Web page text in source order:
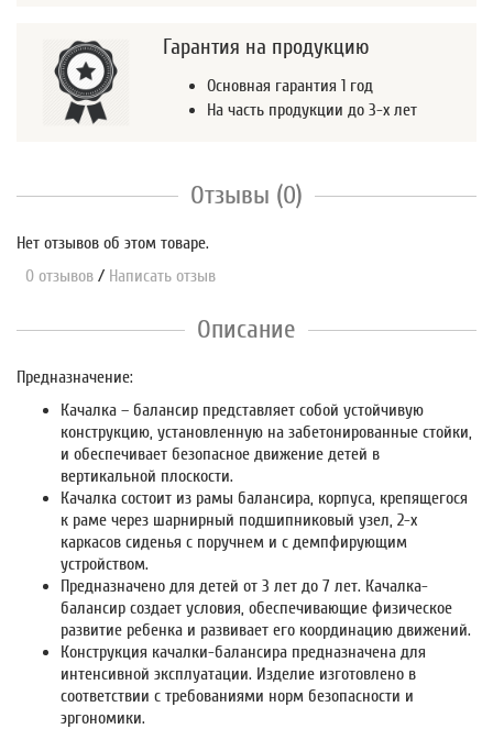
Гарантия на продукцию
Основная гарантия 1 год
На часть продукции до 3-х лет
Отзывы (0)
Нет отзывов об этом товаре.
0 отзывов / Написать отзыв
Описание
Предназначение:
Качалка – балансир представляет собой устойчивую
конструкцию, установленную на забетонированные стойки,
и обеспечивает безопасное движение детей в
вертикальной плоскости.
Качалка состоит из рамы балансира, корпуса, крепящегося
к раме через шарнирный подшипниковый узел, 2-х
каркасов сиденья с поручнем и с демпфирующим
устройством.
Предназначено для детей от 3 лет до 7 лет. Качалка-
балансир создает условия, обеспечивающие физическое
развитие ребенка и развивает его координацию движений.
Конструкция качалки-балансира предназначена для
интенсивной эксплуатации. Изделие изготовлено в
соответствии с требованиями норм безопасности и
эргономики.